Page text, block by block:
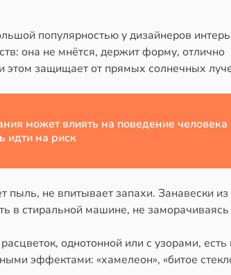
популярностью у дизайнеров
она не мнётся, держит форму, отлично
этом защищает от прямых солнечных
может влиять на поведение человека
идти на риск
пыль, не впитывает запахи. Занавески из
в стиральной машине, не заморачиваясь
однотонной или с узорами, есть
эффектами: «хамелеон», «битое